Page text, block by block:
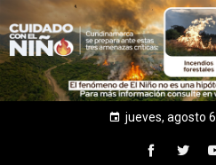
jueves, agosto 6